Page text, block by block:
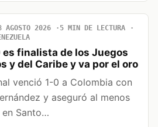
AGOSTO 2026
5 MIN DE LECTURA
finalista de los Juegos
y del Caribe y va por el oro
venció 1-0 a Colombia con
y aseguró al menos
Santo…